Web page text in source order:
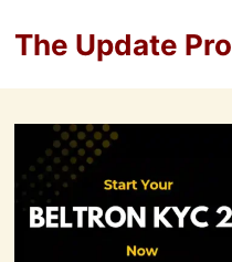
toThe Update Pro